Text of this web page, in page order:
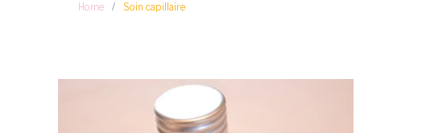
Home / Soin capillaire
Étiquette :